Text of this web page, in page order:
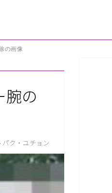
の画像
腕の
パク・ユチョン